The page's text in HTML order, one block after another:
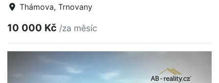
Thámova, Trnovany
10 000 Kč /za měsíc